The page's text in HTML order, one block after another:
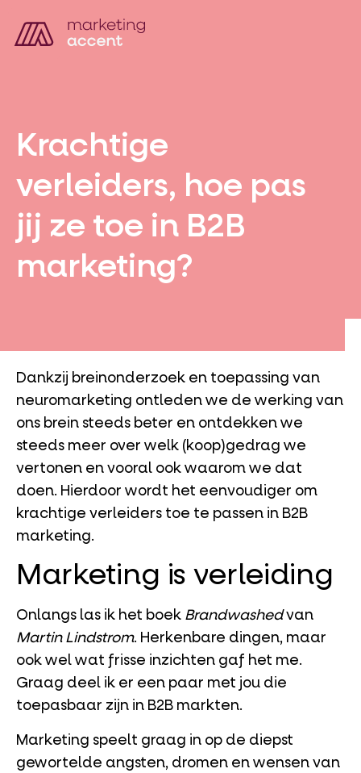
Krachtige
verleiders, hoe pas
jij ze toe in B2B
marketing?
Dankzij breinonderzoek en toepassing van
neuromarketing ontleden we de werking van
ons brein steeds beter en ontdekken we
steeds meer over welk (koop)gedrag we
vertonen en vooral ook waarom we dat
doen. Hierdoor wordt het eenvoudiger om
krachtige verleiders toe te passen in B2B
marketing.
Marketing is verleiding
Onlangs las ik het boek Brandwashedvan
Martin Lindstrom. Herkenbare dingen, maar
ook wel wat frisse inzichten gaf het me.
Graag deel ik er een paar met jou die
toepasbaar zijn in B2B markten.
Marketing speelt graag in op de diepst
gewortelde angsten, dromen en wensen van